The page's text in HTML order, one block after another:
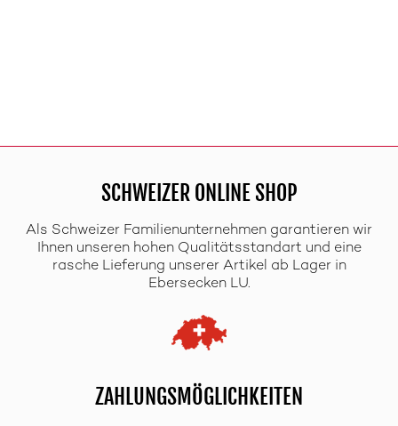
SCHWEIZER ONLINE SHOP
Als Schweizer Familienunternehmen garantieren wir
Ihnen unseren hohen Qualitätsstandart und eine
rasche Lieferung unserer Artikel ab Lager in
Ebersecken LU.
ZAHLUNGSMÖGLICHKEITEN